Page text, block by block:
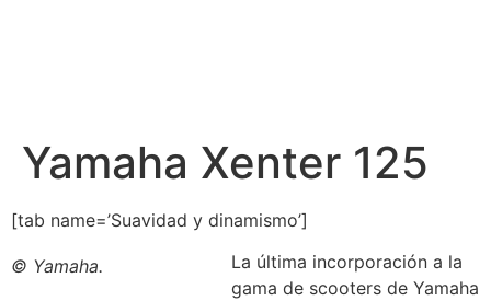
Yamaha Xenter 125
[tab name=’Suavidad y dinamismo’]
© Yamaha.
La última incorporación a la
gama de scooters de Yamaha